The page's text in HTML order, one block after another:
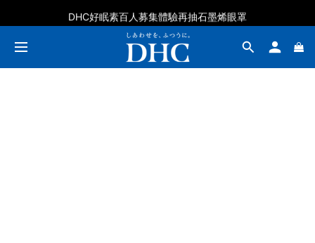
DHC好眠素百人募集體驗再抽石墨烯眼罩
DHC好眠素百人募集體驗再抽石墨烯眼罩
【防詐騙提醒】請注意認清DHC台灣官網網址，慎防釣魚網站
DHC好眠素百人募集體驗再抽石墨烯眼罩